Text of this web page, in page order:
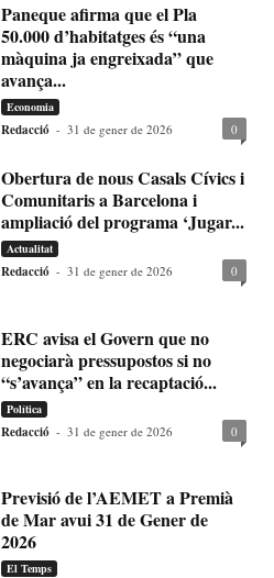
Paneque afirma que el Pla
50.000 d’habitatges és “una
màquina ja engreixada” que
avança...
Economia
Redacció - 31 de gener de 2026 0
Obertura de nous Casals Cívics i
Comunitaris a Barcelona i
ampliació del programa ‘Jugar...
Actualitat
Redacció - 31 de gener de 2026 0
ERC avisa el Govern que no
negociarà pressupostos si no
“s’avança” en la recaptació...
Política
Redacció - 31 de gener de 2026 0
Previsió de l’AEMET a Premià
de Mar avui 31 de Gener de
2026
El Temps